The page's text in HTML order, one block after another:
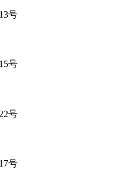
号
号
号
号